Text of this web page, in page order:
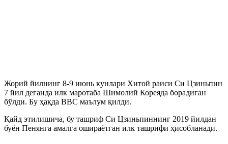
Жорий йилнинг 8-9 июнь кунлари Хитой раиси Си Цзиньпин
7 йил деганда илк маротаба Шимолий Кореяда борадиган
бўлди. Бу ҳақда BBC маълум қилди.
Қайд этилишича, бу ташриф Си Цзиньпиннинг 2019 йилдан
буён Пенянга амалга ошираётган илк ташрифи ҳисобланади.